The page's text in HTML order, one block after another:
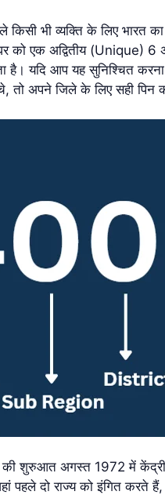
किसी भी व्यक्ति के लिए
को एक अद्वितीय (Unique) 6
है। यदि आप यह सुनिश्चित
तो अपने जिले के लिए सही
शुरुआत अगस्त 1972 में
पहले दो राज्य को इंगित करते